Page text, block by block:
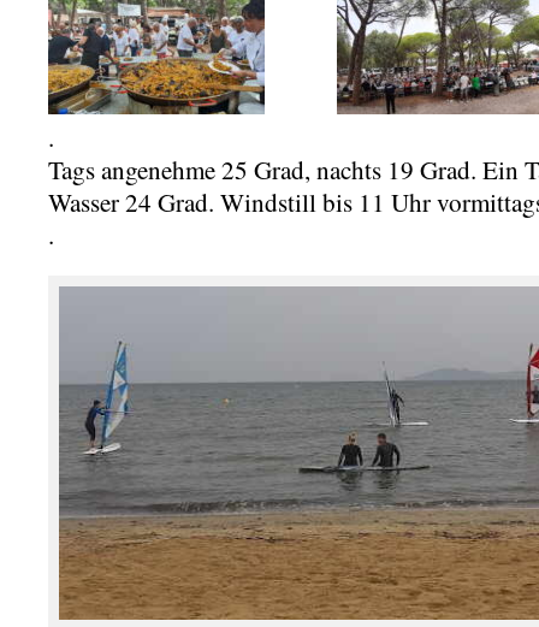
.
Tags angenehme 25 Grad, nachts 19 Grad. Ein
Wasser 24 Grad. Windstill bis 11 Uhr
.